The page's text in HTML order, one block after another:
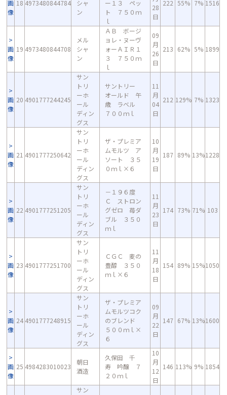
画
像
18 4973480844784
シャ
ン
ー１３ ペッ
ト ７５０ｍ
ｌ
28
日
222 55% 7% 1516
画
像
19 4973480844708
メル
シャ
ン
ＡＢ ボージ
ョレ・ヌーヴ
ォーＡＩＲ１
３ ７５０ｍ
ｌ
09
月
26
日
213 62% 5% 1899
画
像
20 4901777244245
サン
トリ
ーホ
ール
ディン
グス
サントリー
オールド 午
歳 ラベル
７００ｍｌ
11
月
04
日
212 129% 7% 1323
画
像
21 4901777250642
サン
トリ
ーホ
ール
ディン
グス
ザ・プレミア
ムモルツ ア
ソート ３５
０ｍｌ×６
10
月
19
日
187 89% 13%1228
画
像
22 4901777251205
サン
トリ
ーホ
ール
ディン
グス
－１９６度
Ｃ ストロン
グゼロ 苺ダ
ブル ３５０
ｍｌ
11
月
23
日
174 73% 71% 103
画
像
23 4901777251700
サン
トリ
ーホ
ール
ディン
グス
ＣＧＣ 麦の
豊醇 ３５０
ｍｌ×６
11
月
18
日
154 89% 15%1050
画
像
24 4901777248915
サン
トリ
ーホ
ール
ディン
グス
ザ・プレミア
ムモルツコク
のブレンド
５００ｍｌ×
６
09
月
22
日
147 67% 13%1600
画
像
25 4984283010023
朝日
酒造
久保田 千
寿 吟醸 ７
２０ｍｌ
10
月
12
日
146 113% 9% 1854
サン